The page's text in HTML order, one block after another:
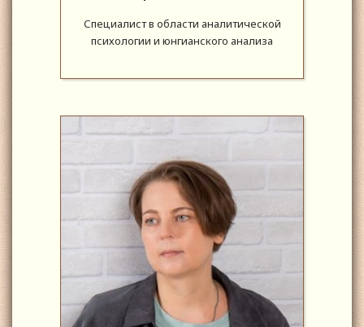
Специалист в области аналитической
психологии и юнгианского анализа